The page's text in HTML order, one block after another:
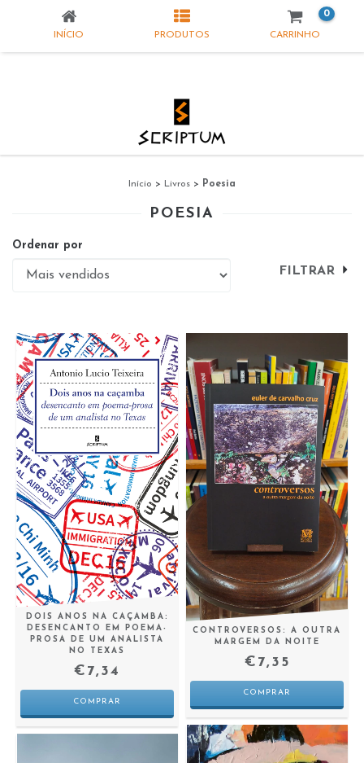
INÍCIO PRODUTOS CARRINHO
0
Início > Livros > Poesia
POESIA
Ordenar por
FILTRAR
DOIS ANOS NA CAÇAMBA:
DESENCANTO EM POEMA-
PROSA DE UM ANALISTA
NO TEXAS
€7,34
CONTROVERSOS: A OUTRA
MARGEM DA NOITE
€7,35